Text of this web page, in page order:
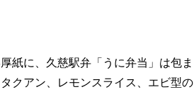
紙に、久慈駅弁「うに弁当」は包ま
クアン、レモンスライス、エビ型の